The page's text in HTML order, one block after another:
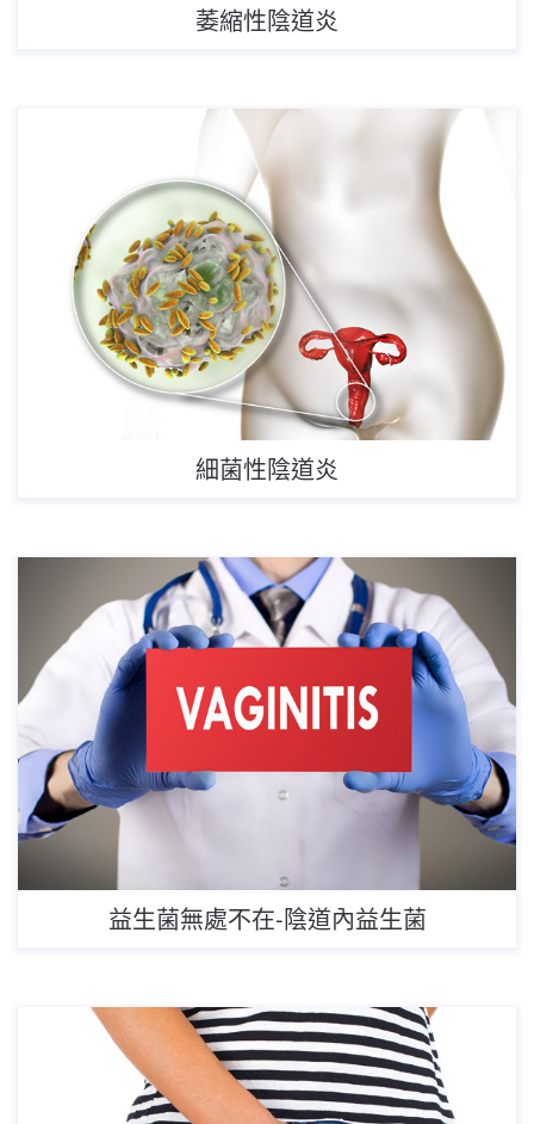
萎縮性陰道炎
細菌性陰道炎
益生菌無處不在-陰道內益生菌